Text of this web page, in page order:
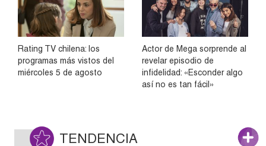
Rating TV chilena: los
programas más vistos del
miércoles 5 de agosto
Actor de Mega sorprende al
revelar episodio de
infidelidad: «Esconder algo
así no es tan fácil»
TENDENCIA